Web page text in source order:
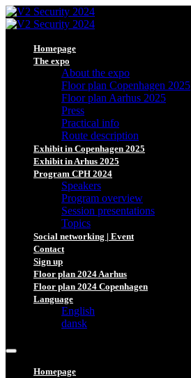
Homepage
The expo
About the expo
Floor plan Copenhagen 2025
Floor plan Aarhus 2025
Press
Practical info
Route description
Exhibit in Copenhagen 2025
Exhibit in Arhus 2025
Program CPH 2024
Speakers
Program overview
Session presentations
Topics
Social networking | Event
Contact
Sign up
Floor plan 2024 Aarhus
Floor plan 2024 Copenhagen
Language
English
dansk
Homepage